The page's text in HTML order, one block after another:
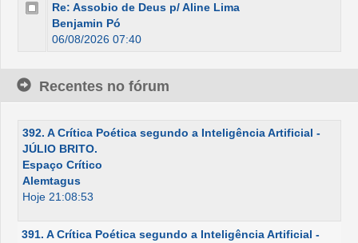
Re: Assobio de Deus p/ Aline Lima
Benjamin Pó
06/08/2026 07:40
Recentes no fórum
392. A Crítica Poética segundo a Inteligência Artificial -
JÚLIO BRITO.
Espaço Crítico
Alemtagus
Hoje 21:08:53
391. A Crítica Poética segundo a Inteligência Artificial -